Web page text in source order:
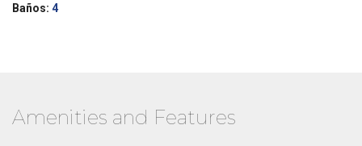
Baños: 4
Amenities and Features